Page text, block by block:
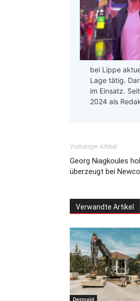
bei Lippe
Lage tätig.
im Einsatz.
2024 als
Vorheriger Artikel
Georg Niagkoules
überzeugt bei
Verwandte Artikel
Detmold